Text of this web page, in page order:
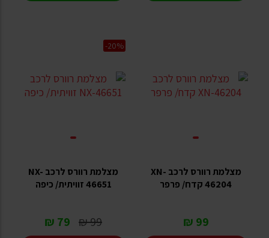
מצלמת רוורס לרכב XN-
46204 קדח/ פרפר
99 ₪
מצלמת רוורס לרכב NX-
46651 זוויתית/ כיפה
99 ₪
79 ₪
-20%